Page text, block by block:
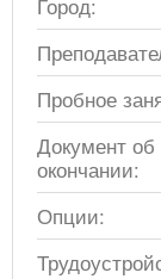
Город:
Пробное
Документ об
окончании:
Опции: